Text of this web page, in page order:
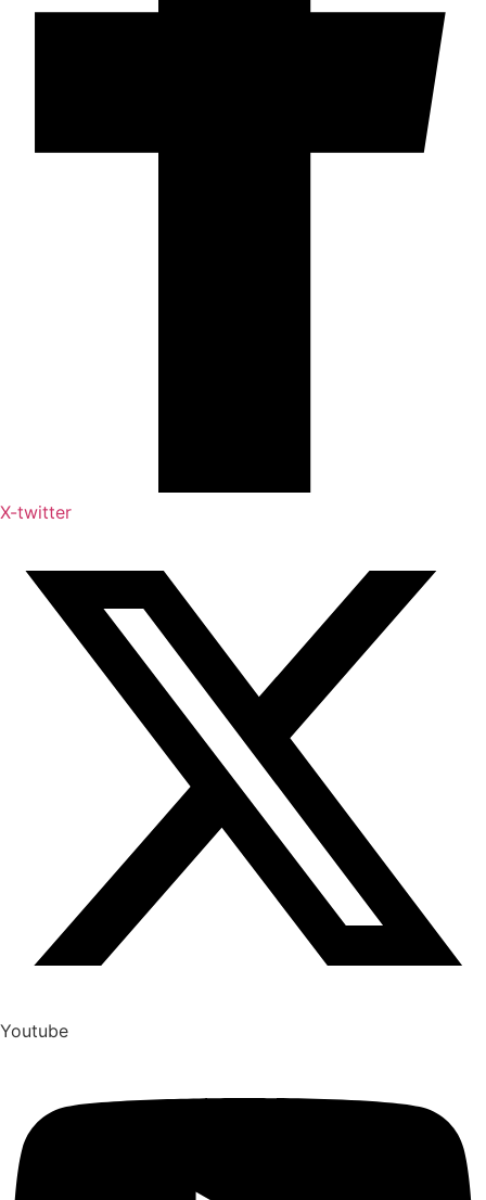
X-twitter
Youtube